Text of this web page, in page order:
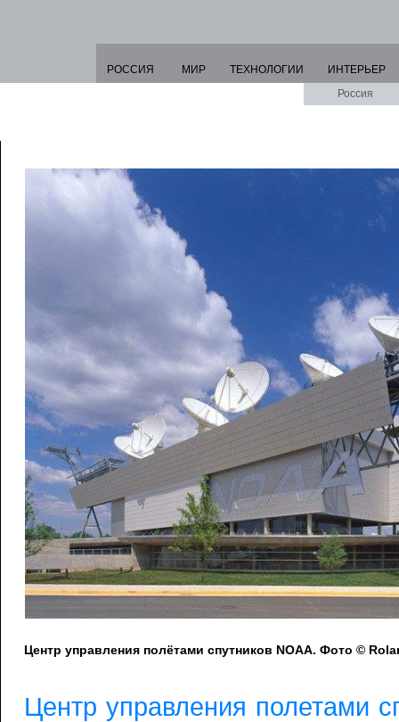
РОССИЯ МИР ТЕХНОЛОГИИ
ИНТЕРЬЕР
Россия
Центр управления полётами спутников NOAA. Фото ©
Центр управления полетами